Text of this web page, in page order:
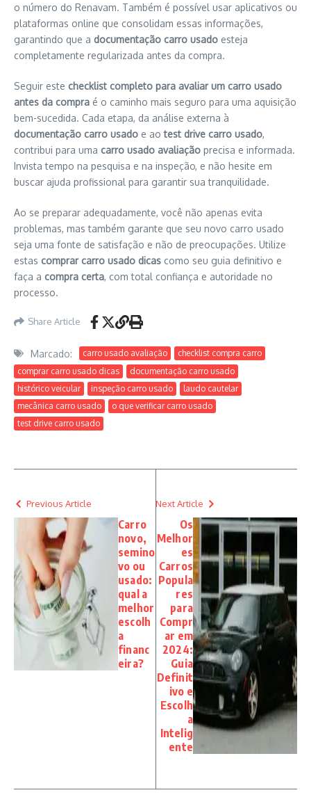
o número do Renavam. Também é possível usar aplicativos ou
plataformas online que consolidam essas informações,
garantindo que a documentação carro usado esteja
completamente regularizada antes da compra.
Seguir este checklist completo para avaliar um carro usado
antes da compra é o caminho mais seguro para uma aquisição
bem-sucedida. Cada etapa, da análise externa à
documentação carro usado e aotest drive carro usado,
contribui para uma carro usado avaliação precisa e informada.
Invista tempo na pesquisa e na inspeção, e não hesite em
buscar ajuda profissional para garantir sua tranquilidade.
Ao se preparar adequadamente, você não apenas evita
problemas, mas também garante que seu novo carro usado
seja uma fonte de satisfação e não de preocupações. Utilize
estas comprar carro usado dicas como seu guia definitivo e
faça a compra certa, com total confiança e autoridade no
processo.
Share Article
Marcado: carro usado avaliação
checklist compra carro
comprar carro usado dicas
documentação carro usado
histórico veicular
inspeção carro usado
laudo cautelar
mecânica carro usado
o que verificar carro usado
test drive carro usado
Previous Article
Carro
novo,
semino
vo ou
usado:
qual a
melhor
escolh
a
financ
eira?
Next Article
Os
Melhor
es
Carros
Popula
res
para
Compr
ar em
2024:
Guia
Definit
ivo e
Escolh
a
Intelig
ente